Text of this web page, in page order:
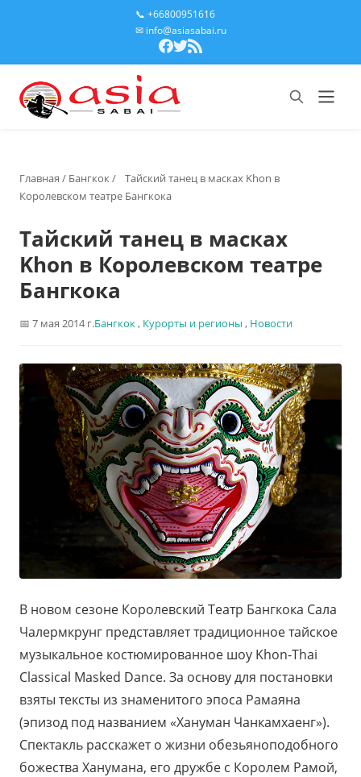
📞 +66800951616
✉ info@asiasabai.ru
Главная / Бангкок/
Тайский танец в масках Khon в
Королевском театре Бангкока
Тайский танец в масках
Khon в Королевском театре
Бангкока
7 мая 2014 г.Бангкок, Курорты и регионы , Новости
В новом сезоне Королевский Театр Бангкока Сала
Чалермкрунг представляет традиционное тайское
музыкальное костюмированное шоу Khon-Thai
Classical Masked Dance. За основу для постановки
взяты тексты из знаменитого эпоса Рамаяна
(эпизод под названием «Хануман Чанкамхаенг»).
Спектакль расскажет о жизни обезьяноподобного
божества Ханумана, его дружбе с Королем Рамой,